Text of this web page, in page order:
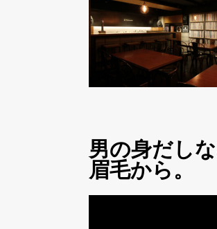
男の身だし
眉毛から。